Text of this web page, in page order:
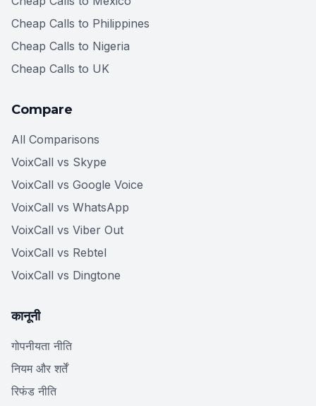
Cheap Calls to Philippines
Cheap Calls to Nigeria
Cheap Calls to UK
Compare
All Comparisons
VoixCall vs Skype
VoixCall vs Google Voice
VoixCall vs WhatsApp
VoixCall vs Viber Out
VoixCall vs Rebtel
VoixCall vs Dingtone
कानूनी
गोपनीयता नीति
नियम और शर्तें
रिफंड नीति